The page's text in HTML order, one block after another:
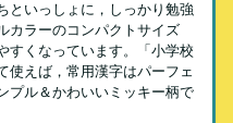
といっしょに，しっかり勉強
カラーのコンパクトサイズ
すくなっています。「小学校
使えば，常用漢字はパーフェ
プル＆かわいいミッキー柄で